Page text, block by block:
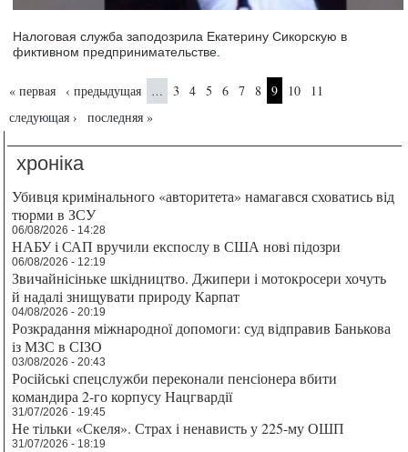
Налоговая служба заподозрила Екатерину Сикорскую в
фиктивном предпринимательстве.
Страницы
« первая ‹ предыдущая … 3 4 5 6 7 8 9 10
11
следующая ›
последняя »
хроніка
Убивця кримінального «авторитета» намагався сховатись від
тюрми в ЗСУ
06/08/2026 - 14:28
НАБУ і САП вручили експослу в США нові підозри
06/08/2026 - 12:19
Звичайнісіньке шкідництво. Джипери і мотокросери хочуть
й надалі знищувати природу Карпат
04/08/2026 - 20:19
Розкрадання міжнародної допомоги: суд відправив Банькова
із МЗС в СІЗО
03/08/2026 - 20:43
Російські спецслужби переконали пенсіонера вбити
командира 2-го корпусу Нацгвардії
31/07/2026 - 19:45
Не тільки «Скеля». Страх і ненависть у 225-му ОШП
31/07/2026 - 18:19